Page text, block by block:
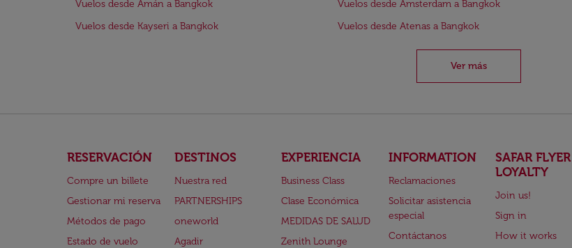
Vuelos desde Amán a Bangkok
Vuelos desde Amsterdam a Bangkok
Vuelos desde Kayseri a Bangkok
Vuelos desde Atenas a Bangkok
Ver más
RESERVACIÓN
Compre un billete
Gestionar mi reserva
Métodos de pago
Estado de vuelo
DESTINOS
Nuestra red
PARTNERSHIPS
oneworld
Agadir
EXPERIENCIA
Business Class
Clase Económica
MEDIDAS DE SALUD
Zenith Lounge
INFORMATION
Reclamaciones
Solicitar asistencia
especial
Contáctanos
SAFAR FLYER
LOYALTY
Join us!
Sign in
How it works